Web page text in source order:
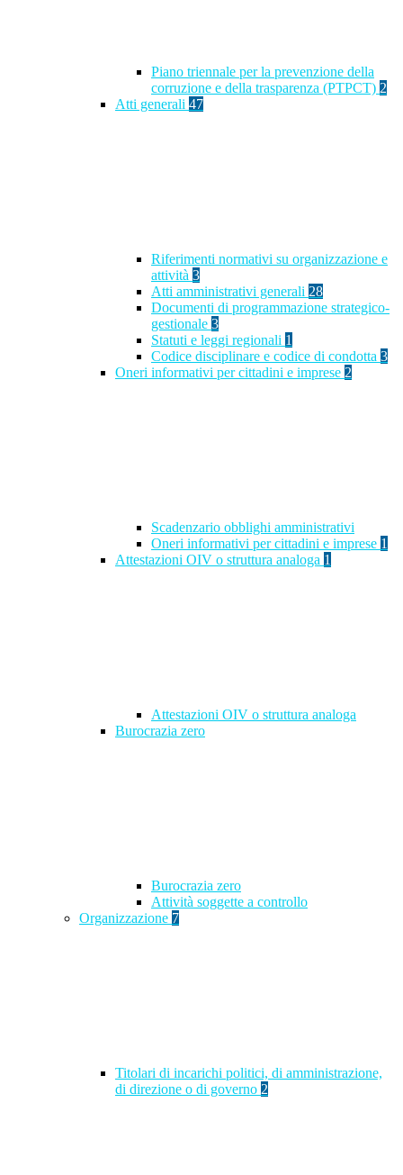
Piano triennale per la prevenzione della
corruzione e della trasparenza (PTPCT) 2
Atti generali 47
Riferimenti normativi su organizzazione e
attività 3
Atti amministrativi generali 28
Documenti di programmazione strategico-
gestionale 3
Statuti e leggi regionali 1
Codice disciplinare e codice di condotta 3
Oneri informativi per cittadini e imprese 2
Scadenzario obblighi amministrativi
Oneri informativi per cittadini e imprese 1
Attestazioni OIV o struttura analoga 1
Attestazioni OIV o struttura analoga
Burocrazia zero
Burocrazia zero
Attività soggette a controllo
Organizzazione 7
Titolari di incarichi politici, di amministrazione,
di direzione o di governo 2